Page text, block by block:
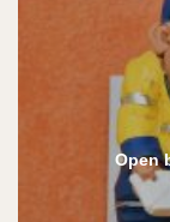
Open